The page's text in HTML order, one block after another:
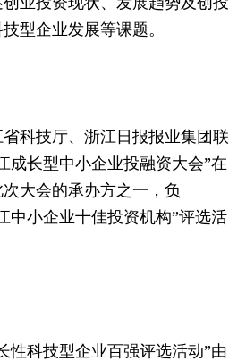
型企业发展等课题。
科技厅、浙江日报报业集团联
成长型中小企业投融资大会”在
大会的承办方之一，负
中小企业十佳投资机构”评选活
性科技型企业百强评选活动”由